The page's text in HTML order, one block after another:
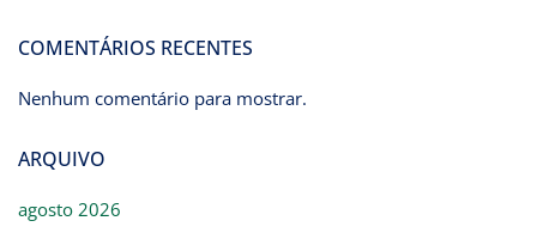
COMENTÁRIOS RECENTES
Nenhum comentário para mostrar.
ARQUIVO
agosto 2026